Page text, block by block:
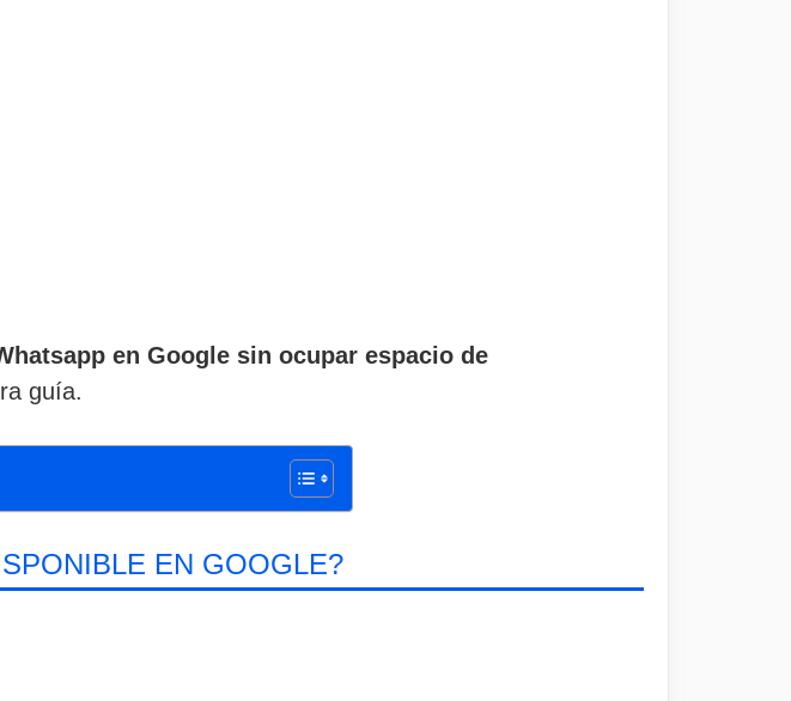
en Google sin ocupar espacio de
guía.
EN GOOGLE?